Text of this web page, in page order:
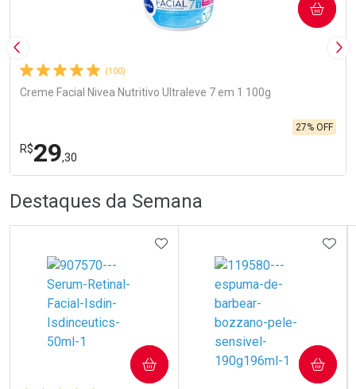
Imagem Anterior
(100)
Creme Facial Nivea Nutritivo Ultraleve 7 em 1 100g
R$29,30
27% OFF
COMPRAR
Laboratório
Por Menos
Destaques da Semana
ADICIONAR AOS FAVORITOS
COMPRAR COMPRAR